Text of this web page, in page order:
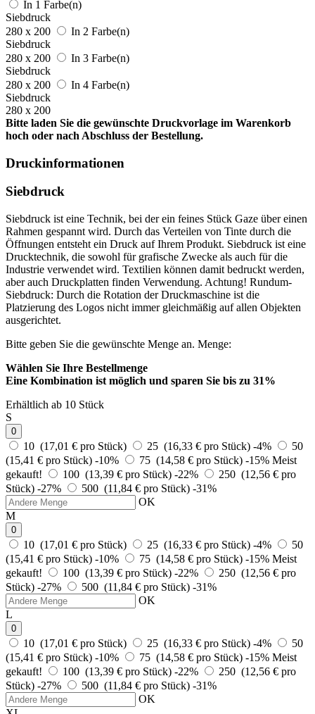
In 1 Farbe(n)
Siebdruck
280 x 200
In 2 Farbe(n)
Siebdruck
280 x 200
In 3 Farbe(n)
Siebdruck
280 x 200
In 4 Farbe(n)
Siebdruck
280 x 200
Bitte laden Sie die gewünschte Druckvorlage im Warenkorb
hoch oder nach Abschluss der Bestellung.
Druckinformationen
Siebdruck
Siebdruck ist eine Technik, bei der ein feines Stück Gaze über einen
Rahmen gespannt wird. Durch das Verteilen von Tinte durch die
Öffnungen entsteht ein Druck auf Ihrem Produkt. Siebdruck ist eine
Drucktechnik, die sowohl für grafische Zwecke als auch für die
Industrie verwendet wird. Textilien können damit bedruckt werden,
aber auch Druckplatten finden Verwendung. Achtung! Rundum-
Siebdruck: Durch die Rotation der Druckmaschine ist die
Platzierung des Logos nicht immer gleichmäßig auf allen Objekten
ausgerichtet.
Bitte geben Sie die gewünschte Menge an. Menge:
Wählen Sie Ihre Bestellmenge
Eine Kombination ist möglich und sparen Sie bis zu 31%
Erhältlich ab 10 Stück
S
0
10 (17,01 € pro Stück) 25 (16,33 € pro Stück) -4%
50
(15,41 € pro Stück) -10% 75 (14,58 € pro Stück) -15% Meist
gekauft!
100 (13,39 € pro Stück) -22%
250 (12,56 € pro
Stück) -27% 500 (11,84 € pro Stück) -31%
OK
M
0
10 (17,01 € pro Stück) 25 (16,33 € pro Stück) -4%
50
(15,41 € pro Stück) -10% 75 (14,58 € pro Stück) -15% Meist
gekauft!
100 (13,39 € pro Stück) -22%
250 (12,56 € pro
Stück) -27% 500 (11,84 € pro Stück) -31%
OK
L
0
10 (17,01 € pro Stück) 25 (16,33 € pro Stück) -4%
50
(15,41 € pro Stück) -10% 75 (14,58 € pro Stück) -15% Meist
gekauft!
100 (13,39 € pro Stück) -22%
250 (12,56 € pro
Stück) -27% 500 (11,84 € pro Stück) -31%
OK